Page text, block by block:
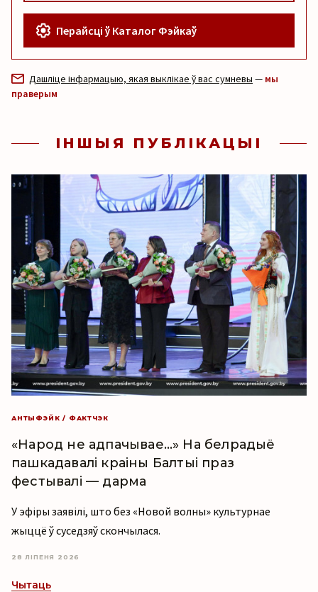
Перайсці ў Каталог Фэйкаў
Дашліце інфармацыю, якая выклікае ў вас сумневы — мы
праверым
ІНШЫЯ ПУБЛІКАЦЫІ
АНТЫФЭЙК / ФАКТЧЭК
«Народ не адпачывае…» На белрадыё
пашкадавалі краіны Балтыі праз
фестывалі — дарма
У эфіры заявілі, што без «Новой волны» культурнае
жыццё ў суседзяў скончылася.
28 ЛІПЕНЯ 2026
Чытаць